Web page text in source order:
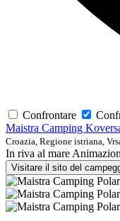
Confrontare
Maistra Camping
Croazia, Regione istriana,
In riva al mare
Visitare il sito del